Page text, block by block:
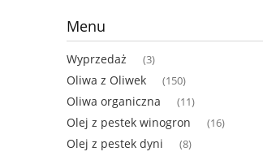
Menu
Wyprzedaż (3)
Oliwa z Oliwek (150)
Oliwa organiczna (11)
Olej z pestek winogron (16)
Olej z pestek dyni (8)